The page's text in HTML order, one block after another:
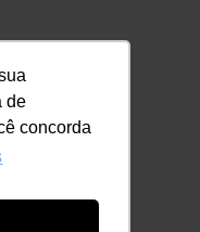
de
concorda
no